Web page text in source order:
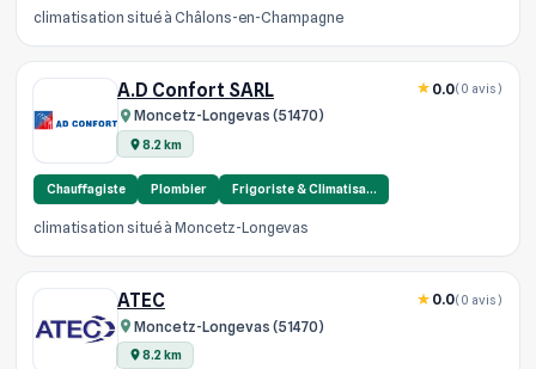
climatisation situé à Châlons-en-Champagne
A.D Confort SARL
Moncetz-Longevas (51470)
8.2 km
0.0(0 avis)
Chauffagiste Plombier Frigoriste & Climatisa…
climatisation situé à Moncetz-Longevas
ATEC
Moncetz-Longevas (51470)
8.2 km
0.0(0 avis)